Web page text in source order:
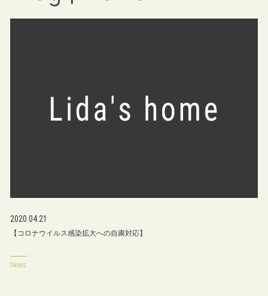
2020.04.21
【コロナウイルス感染拡大への自粛対応】
News